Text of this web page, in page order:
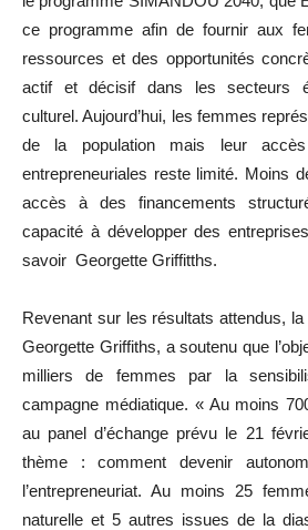
ce programme afin de fournir aux
ressources et des opportunités
actif et décisif dans les secteurs
culturel. Aujourd’hui, les femmes
de la population mais leur
entrepreneuriales reste limité. Moins
accès à des financements
capacité à développer des
savoir Georgette Griffitths.
Revenant sur les résultats attendus,
Georgette Griffiths, a soutenu que
milliers de femmes par la
campagne médiatique. « Au moins
au panel d’échange prévu le 21
thème : comment devenir
l’entrepreneuriat. Au moins 25
naturelle et 5 autres issues de la